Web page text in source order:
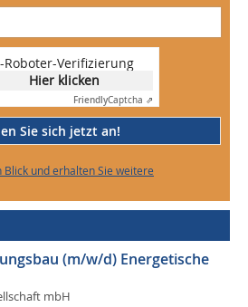
Roboter-Verifizierung
Hier klicken
FriendlyCaptcha ⇗
Sie sich jetzt an!
Blick und erhalten Sie weitere
(m/w/d) Energetische
mbH